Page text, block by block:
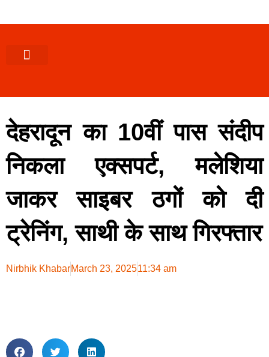
देहरादून का 10वीं पास संदीप
निकला एक्सपर्ट, मलेशिया
जाकर साइबर ठगों को दी
ट्रेनिंग, साथी के साथ गिरफ्तार
Nirbhik KhabarMarch 23, 202511:34 am